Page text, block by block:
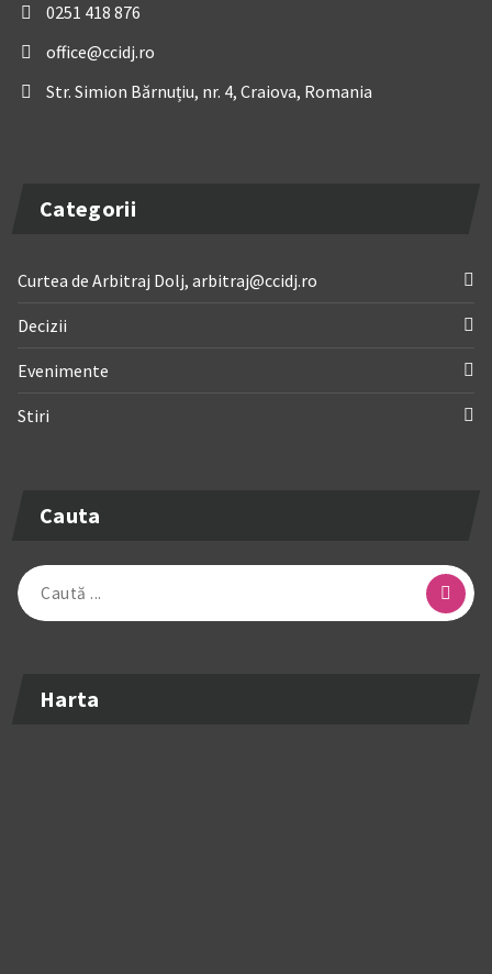
0251 418 876
office@ccidj.ro
Str. Simion Bărnuțiu, nr. 4, Craiova, Romania
Categorii
Curtea de Arbitraj Dolj, arbitraj@ccidj.ro
Decizii
Evenimente
Stiri
Cauta
Caută
după:
Harta